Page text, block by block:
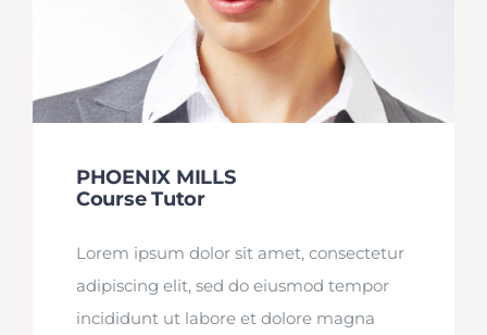
PHOENIX MILLS
Course Tutor
Lorem ipsum dolor sit amet, consectetur
adipiscing elit, sed do eiusmod tempor
incididunt ut labore et dolore magna